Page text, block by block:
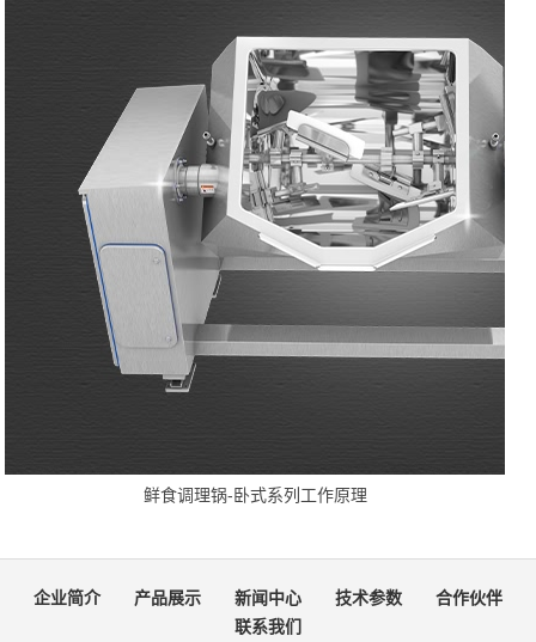
鲜食调理锅-卧式系列工作原理
企业简介 产品展示 新闻中心 技术参数
合作伙伴
联系我们